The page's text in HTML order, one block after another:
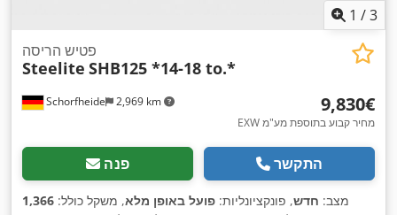
1 /3
Schorfheide 2,969 km
פטיש הריסה
Steelite SHB125 *14-18 to.*
‏9,830 ‏€
EXW מחיר קבוע בתוספת מע"מ
פנה התקשר
מצב: חדש, פונקציונליות: פועל באופן מלא, משקל כולל: 1,366